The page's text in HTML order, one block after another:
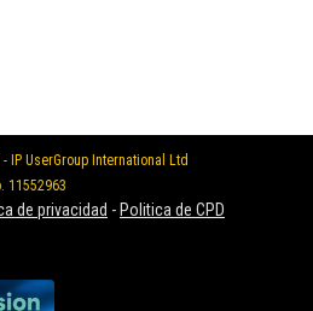
UserGroup International Ltd
11552963
de privacidad - Politica de CPD